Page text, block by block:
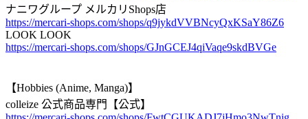
ナニワグループ メルカリShops店
https://mercari-shops.com/shops/q9jykdVVBNcyQxKSaY86Z6
LOOK LOOK
https://mercari-shops.com/shops/GJnGCEJ4qiVaqe9skdBVGe
【Hobbies (Anime, Manga)】
colleize 公式商品専門【公式】